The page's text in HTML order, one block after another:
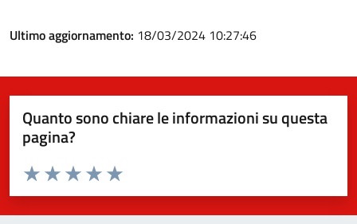
Ultimo aggiornamento: 18/03/2024 10:27:46
Quanto sono chiare le informazioni su questa
pagina?
Valuta da 1 a 5 stelle la pagina
Valuta 5 stelle su 5
Valuta 4 stelle su 5
Valuta 3 stelle su 5
Valuta 2 stelle su 5
Valuta 1 stelle su 5